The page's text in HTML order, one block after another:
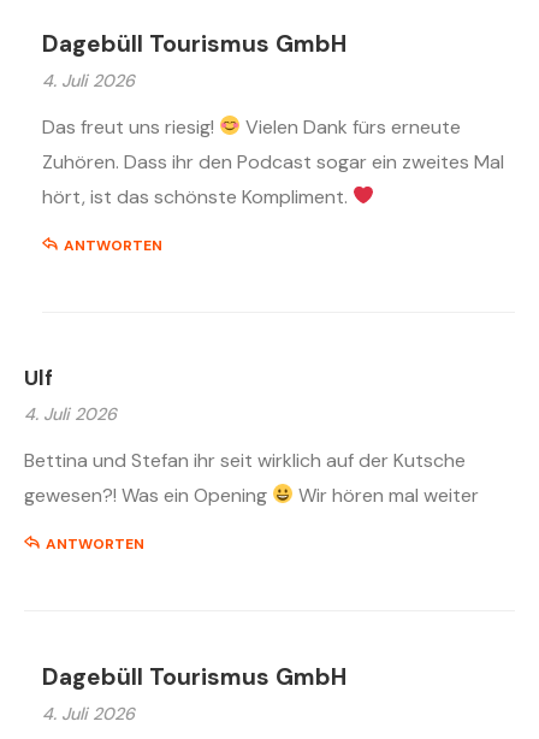
Dagebüll Tourismus GmbH
4. Juli 2026
Das freut uns riesig!
Vielen Dank fürs erneute
Zuhören. Dass ihr den Podcast sogar ein zweites Mal
hört, ist das schönste Kompliment.
ANTWORTEN
Ulf
4. Juli 2026
Bettina und Stefan ihr seit wirklich auf der Kutsche
gewesen?! Was ein Opening
Wir hören mal weiter
ANTWORTEN
Dagebüll Tourismus GmbH
4. Juli 2026